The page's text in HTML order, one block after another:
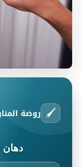
🖌️ روضة
دهان